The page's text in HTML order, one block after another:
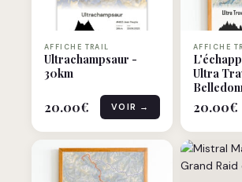
AFFICHE TRAIL
Ultrachampsaur -
30km
20.00€ VOIR →
AFFICHE
Ultra
20.00€